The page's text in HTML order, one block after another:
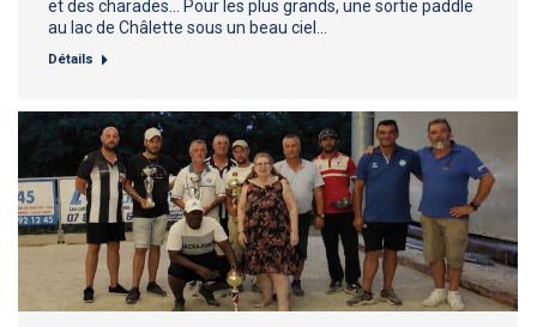
et des charades… Pour les plus grands, une sortie paddle
au lac de Châlette sous un beau ciel…
Détails